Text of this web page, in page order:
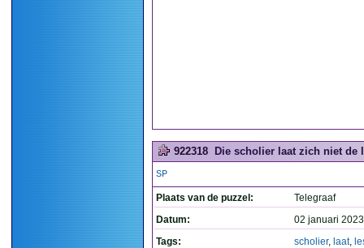
922318 Die scholier laat zich niet de
SP
Plaats van de puzzel:
Telegraaf
Datum:
02 januari
Tags:
scholier, laat,